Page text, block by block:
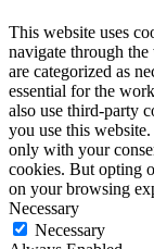
This website uses
navigate through
are categorized as
essential for the
also use third-party
you use this
only with your
cookies. But opting
on your browsing
Necessary
Necessary